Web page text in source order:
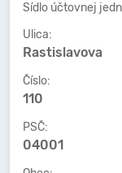
Sídlo účtovnej
Ulica:
Rastislavova
Číslo:
110
PSČ:
04001